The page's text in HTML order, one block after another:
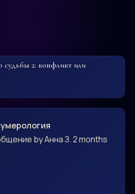
судьбы 2: конфликт или
byАнна З.2 months